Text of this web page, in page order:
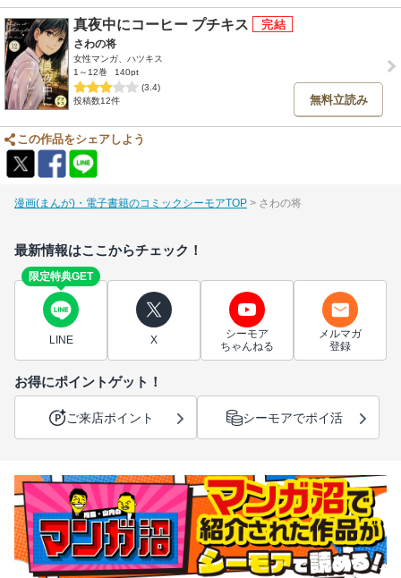
真夜中にコーヒー プチキス
さわの将
女性マンガ、ハツキス
1～12巻
140pt
(3.4)
投稿数12件
無料立読み
この作品をシェアしよう
漫画(まんが)・電子書籍のコミックシーモアTOP さわの将
最新情報はここからチェック！
限定特典GET
LINE X
シーモア
ちゃんねる
メルマガ
登録
お得にポイントゲット！
ご来店ポイント シーモアでポイ活